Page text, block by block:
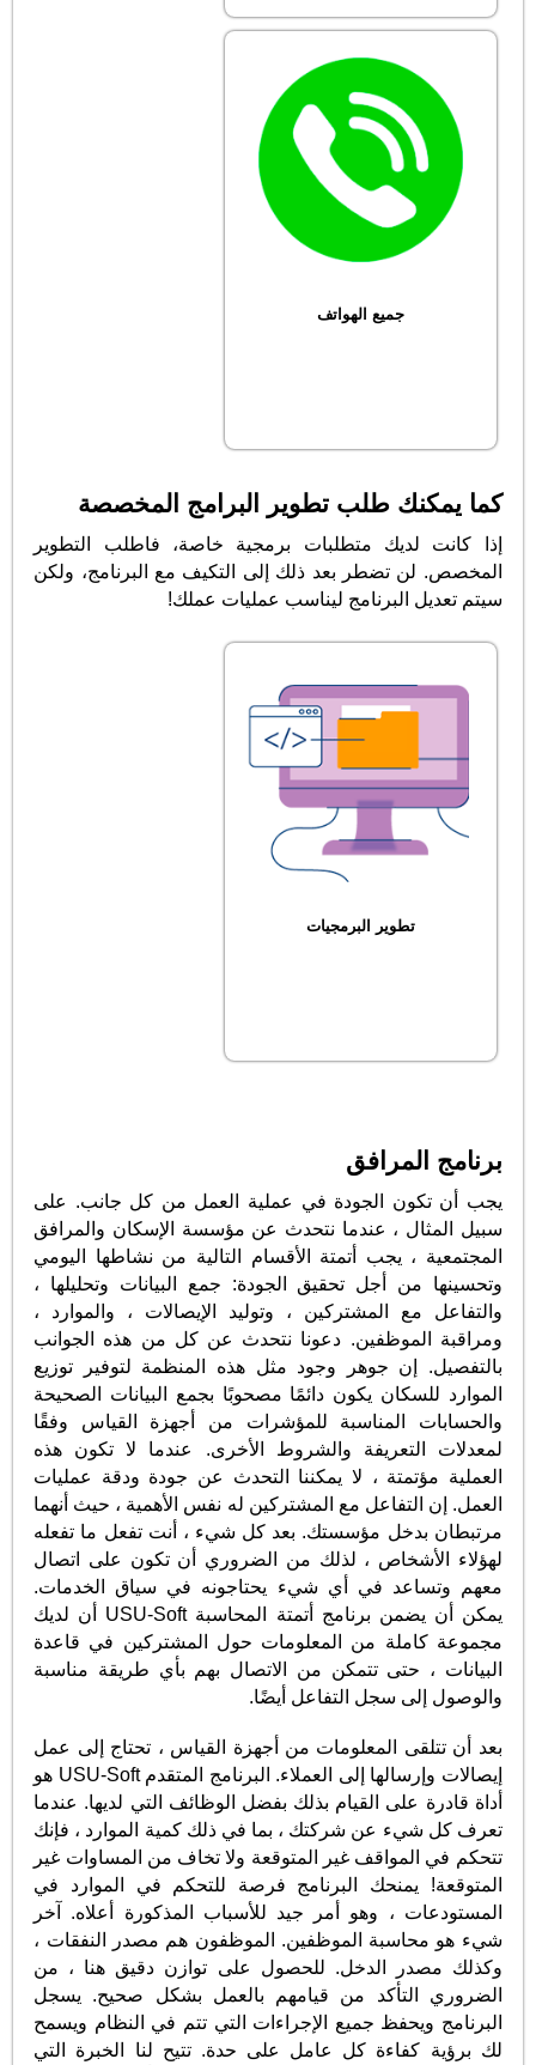
جميع الهواتف
كما يمكنك طلب تطوير البرامج المخصصة
إذا كانت لديك متطلبات برمجية خاصة، فاطلب التطوير
المخصص. لن تضطر بعد ذلك إلى التكيف مع البرنامج، ولكن
سيتم تعديل البرنامج ليناسب عمليات عملك!
تطوير البرمجيات
برنامج المرافق
يجب أن تكون الجودة في عملية العمل من كل جانب. على
سبيل المثال ، عندما نتحدث عن مؤسسة الإسكان والمرافق
المجتمعية ، يجب أتمتة الأقسام التالية من نشاطها اليومي
وتحسينها من أجل تحقيق الجودة: جمع البيانات وتحليلها ،
والتفاعل مع المشتركين ، وتوليد الإيصالات ، والموارد ،
ومراقبة الموظفين. دعونا نتحدث عن كل من هذه الجوانب
بالتفصيل. إن جوهر وجود مثل هذه المنظمة لتوفير توزيع
الموارد للسكان يكون دائمًا مصحوبًا بجمع البيانات الصحيحة
والحسابات المناسبة للمؤشرات من أجهزة القياس وفقًا
لمعدلات التعريفة والشروط الأخرى. عندما لا تكون هذه
العملية مؤتمتة ، لا يمكننا التحدث عن جودة ودقة عمليات
العمل. إن التفاعل مع المشتركين له نفس الأهمية ، حيث أنهما
مرتبطان بدخل مؤسستك. بعد كل شيء ، أنت تفعل ما تفعله
لهؤلاء الأشخاص ، لذلك من الضروري أن تكون على اتصال
معهم وتساعد في أي شيء يحتاجونه في سياق الخدمات.
يمكن أن يضمن برنامج أتمتة المحاسبة USU-Soft أن لديك
مجموعة كاملة من المعلومات حول المشتركين في قاعدة
البيانات ، حتى تتمكن من الاتصال بهم بأي طريقة مناسبة
والوصول إلى سجل التفاعل أيضًا.
بعد أن تتلقى المعلومات من أجهزة القياس ، تحتاج إلى عمل
إيصالات وإرسالها إلى العملاء. البرنامج المتقدم USU-Soft هو
أداة قادرة على القيام بذلك بفضل الوظائف التي لديها. عندما
تعرف كل شيء عن شركتك ، بما في ذلك كمية الموارد ، فإنك
تتحكم في المواقف غير المتوقعة ولا تخاف من المساوات غير
المتوقعة! يمنحك البرنامج فرصة للتحكم في الموارد في
المستودعات ، وهو أمر جيد للأسباب المذكورة أعلاه. آخر
شيء هو محاسبة الموظفين. الموظفون هم مصدر النفقات ،
وكذلك مصدر الدخل. للحصول على توازن دقيق هنا ، من
الضروري التأكد من قيامهم بالعمل بشكل صحيح. يسجل
البرنامج ويحفظ جميع الإجراءات التي تتم في النظام ويسمح
لك برؤية كفاءة كل عامل على حدة. تتيح لنا الخبرة التي